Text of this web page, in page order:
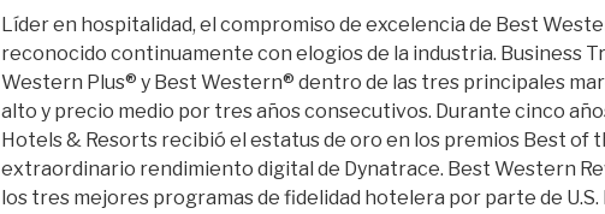
Líder en hospitalidad, el compromiso de excelencia de Best
reconocido continuamente con elogios de la industria. Business
Western Plus® y Best Western® dentro de las tres principales
alto y precio medio por tres años consecutivos. Durante cinco
Hotels & Resorts recibió el estatus de oro en los premios Best of
extraordinario rendimiento digital de Dynatrace. Best Western
los tres mejores programas de fidelidad hotelera por parte de